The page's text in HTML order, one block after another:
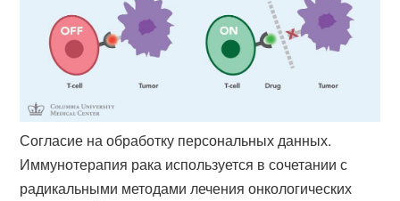
Согласие на обработку персональных данных.
Иммунотерапия рака используется в сочетании с
радикальными методами лечения онкологических